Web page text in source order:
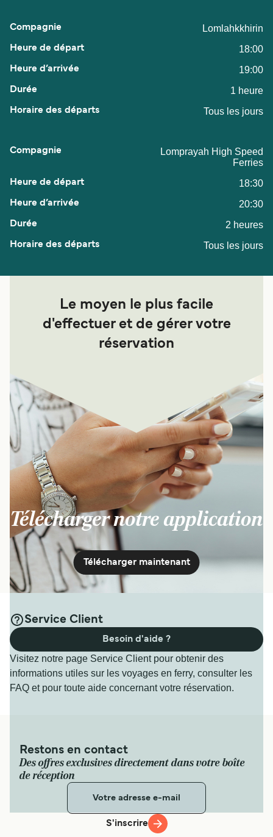
Lomlahkkhirin
18:00
19:00
1 heure
Tous les jours
Lomprayah High Speed
Ferries
18:30
20:30
2 heures
Tous les jours
Le moyen le plus facile
d'effectuer et de gérer votre
réservation
Télécharger notre application
Télécharger maintenant
Service Client
Visitez notre page Service Client pour obtenir des
informations utiles sur les voyages en ferry, consulter les
FAQ et pour toute aide concernant votre réservation.
Besoin d'aide ?
Restons en contact
Des offres exclusives directement dans votre boîte
de réception
S'inscrire